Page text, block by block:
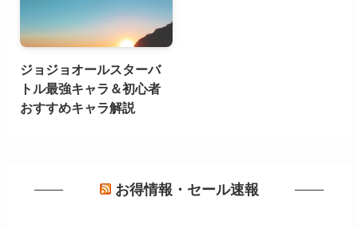
ジョジョオールスターバ
トル最強キャラ＆初心者
おすすめキャラ解説
お得情報・セール速報